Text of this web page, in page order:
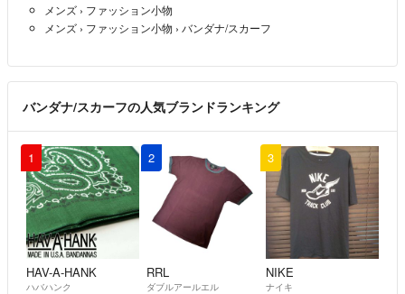
メンズ › ファッション小物
メンズ › ファッション小物 › バンダナ/スカーフ
バンダナ/スカーフの人気ブランドランキング
1
HAV-A-HANK
ハバハンク
2
RRL
ダブルアールエル
3
NIKE
ナイキ